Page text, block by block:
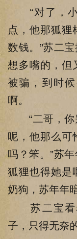
“对了，小
点，他那狐狸
数钱。”苏二
想多嘴的，但
被骗，到时
啊。
“二哥，你
呢，他那么可
吗？笨。”苏
狐狸也得她是
奶狗，苏年年
苏二宝看
子，只得无奈